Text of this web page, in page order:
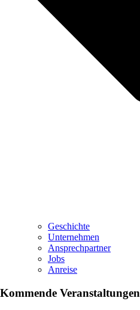
Geschichte
Unternehmen
Ansprechpartner
Jobs
Anreise
Kommende Veranstaltungen